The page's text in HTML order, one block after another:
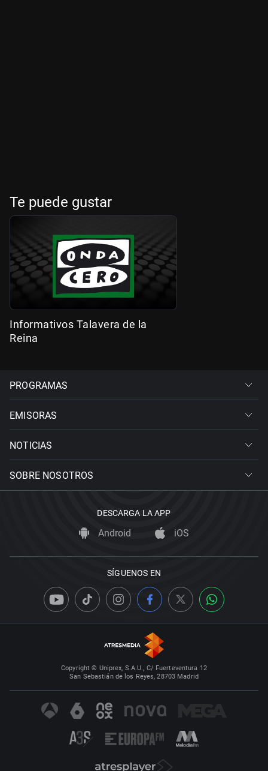
Te puede gustar
Informativos Talavera de la
Reina
PROGRAMAS
EMISORAS
NOTICIAS
SOBRE NOSOTROS
DESCARGA LA APP
Android iOS
SÍGUENOS EN
Copyright © Uniprex, S.A.U., C/ Fuerteventura 12
San Sebastián de los Reyes, 28703 Madrid